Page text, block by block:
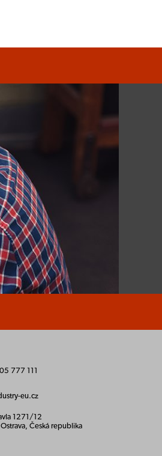
777 111
eu.cz
1271/12
Česká republika